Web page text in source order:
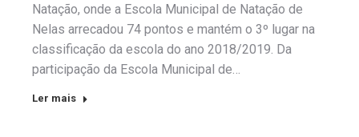
Natação, onde a Escola Municipal de Natação de
Nelas arrecadou 74 pontos e mantém o 3º lugar na
classificação da escola do ano 2018/2019. Da
participação da Escola Municipal de…
Ler mais